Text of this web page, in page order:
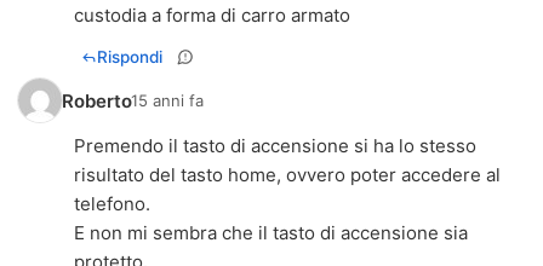
custodia a forma di carro armato
Rispondi
Roberto15 anni fa
Premendo il tasto di accensione si ha lo stesso
risultato del tasto home, ovvero poter accedere al
telefono.
E non mi sembra che il tasto di accensione sia